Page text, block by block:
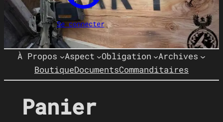
Se connecter
À Propos Aspect Obligation
Archives
BoutiqueDocumentsCommanditaires
Panier